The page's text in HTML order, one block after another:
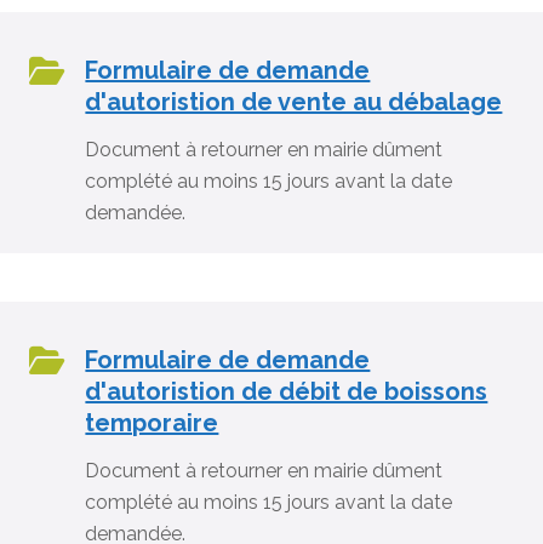
Formulaire de demande
d'autoristion de vente au débalage
Document à retourner en mairie dûment
complété au moins 15 jours avant la date
demandée.
Formulaire de demande
d'autoristion de débit de boissons
temporaire
Document à retourner en mairie dûment
complété au moins 15 jours avant la date
demandée.